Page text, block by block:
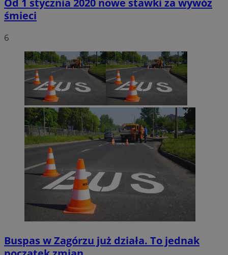
śmieci
6
Buspas w Zagórzu już działa. To jednak